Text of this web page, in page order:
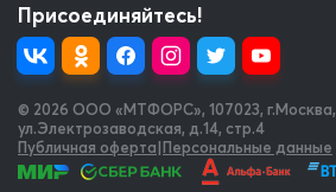
Присоединяйтесь!
© 2026 OOO «МТФОРС», 107023, г.Москва,
ул.Электрозаводская, д.14, стр.4
Публичная оферта|Персональные данные